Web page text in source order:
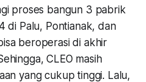
proses bangun 3 pabrik
di Palu, Pontianak, dan
beroperasi di akhir
CLEO masih
yang cukup tinggi. Lalu,